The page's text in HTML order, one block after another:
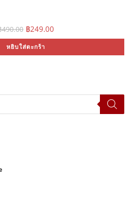
490.00 Original
price
was:
฿490.00.
฿249.00
is:
หยิบใส่ตะกร้า